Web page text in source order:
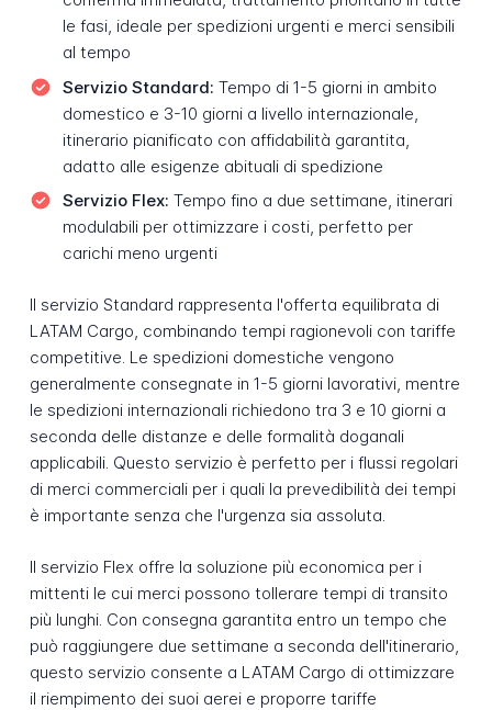
le fasi, ideale per spedizioni urgenti e merci sensibili
al tempo
Servizio Standard: Tempo di 1-5 giorni in ambito
domestico e 3-10 giorni a livello internazionale,
itinerario pianificato con affidabilità garantita,
adatto alle esigenze abituali di spedizione
Servizio Flex: Tempo fino a due settimane, itinerari
modulabili per ottimizzare i costi, perfetto per
carichi meno urgenti
Il servizio Standard rappresenta l'offerta equilibrata di
LATAM Cargo, combinando tempi ragionevoli con tariffe
competitive. Le spedizioni domestiche vengono
generalmente consegnate in 1-5 giorni lavorativi, mentre
le spedizioni internazionali richiedono tra 3 e 10 giorni a
seconda delle distanze e delle formalità doganali
applicabili. Questo servizio è perfetto per i flussi regolari
di merci commerciali per i quali la prevedibilità dei tempi
è importante senza che l'urgenza sia assoluta.
Il servizio Flex offre la soluzione più economica per i
mittenti le cui merci possono tollerare tempi di transito
più lunghi. Con consegna garantita entro un tempo che
può raggiungere due settimane a seconda dell'itinerario,
questo servizio consente a LATAM Cargo di ottimizzare
il riempimento dei suoi aerei e proporre tariffe